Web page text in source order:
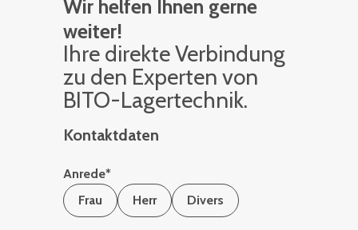
Wir helfen Ihnen gerne
weiter!
Ihre di­rek­te Ver­bin­dung
zu den Ex­per­ten von
BITO-La­ger­tech­nik.
Kontaktdaten
Anrede*
Frau
Herr Divers